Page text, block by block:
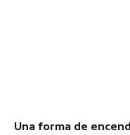
Una forma de